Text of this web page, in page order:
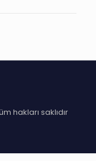
hakları saklıdır